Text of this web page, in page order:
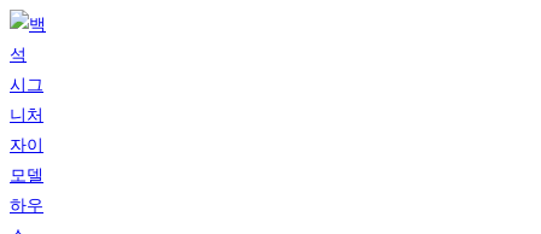
Skip
to
content